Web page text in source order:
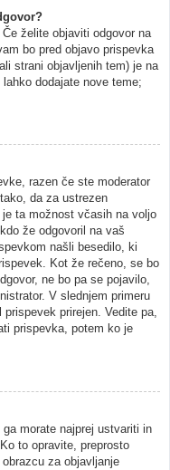
želite objaviti odgovor na
bo pred objavo prispevka
strani objavljenih tem) je na
dodajate nove teme;
razen če ste moderator
da za ustrezen
ta možnost včasih na voljo
že odgovoril na vaš
našli besedilo, ki
Kot že rečeno, se bo
ne bo pa se pojavilo,
V slednjem primeru
prirejen. Vedite pa,
prispevka, potem ko je
morate najprej ustvariti in
to opravite, preprosto
obrazcu za objavljanje